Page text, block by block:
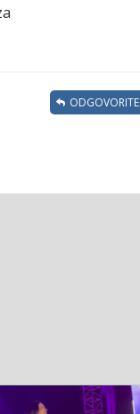
ODGOVORITE